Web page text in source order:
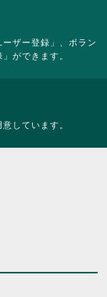
ザー登録」、ボラン
ができます。
しています。